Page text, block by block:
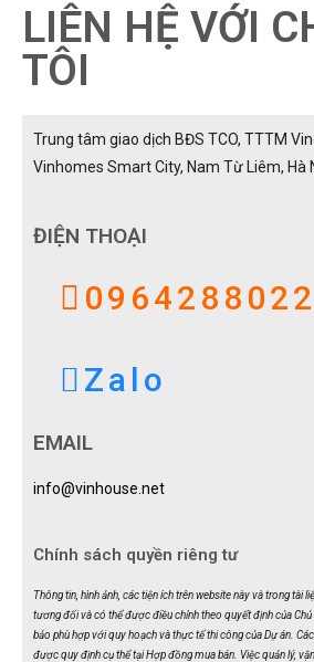
LIÊN HỆ VỚI
TÔI
Trung tâm giao dịch BĐS TCO, TTTM
Vinhomes Smart City, Nam Từ Liêm, Hà
ĐIỆN THOẠI
0964288022
Zalo
EMAIL
info@vinhouse.net
Chính sách quyền riêng tư
Thông tin, hình ảnh, các tiện ích trên website này và trong tài
tương đối và có thể được điều chỉnh theo quyết định của
bảo phù hợp với quy hoạch và thực tế thi công của Dự án.
được quy định cụ thể tại Hợp đồng mua bán. Việc quản lý,